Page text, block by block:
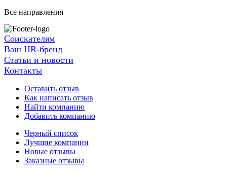
Все направления
Соискателям
Ваш HR-бренд
Статьи и новости
Контакты
Оставить отзыв
Как написать отзыв
Найти компанию
Добавить компанию
Черный список
Лучшие компании
Новые отзывы
Заказные отзывы